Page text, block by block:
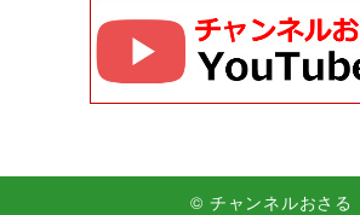
© チャンネルおさる